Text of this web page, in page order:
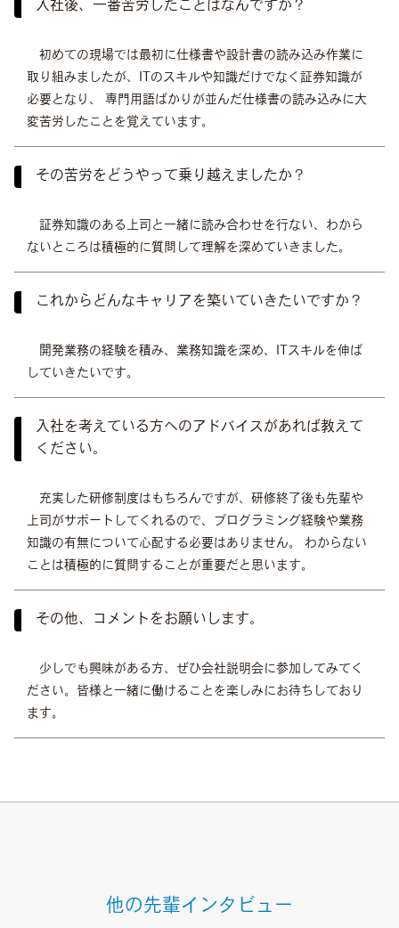
入社後、一番苦労したことはなんですか？
初めての現場では最初に仕様書や設計書の読み込み作業に
取り組みましたが、ITのスキルや知識だけでなく証券知識が
必要となり、 専門用語ばかりが並んだ仕様書の読み込みに大
変苦労したことを覚えています。
その苦労をどうやって乗り越えましたか？
証券知識のある上司と一緒に読み合わせを行ない、わから
ないところは積極的に質問して理解を深めていきました。
これからどんなキャリアを築いていきたいですか？
開発業務の経験を積み、業務知識を深め、ITスキルを伸ば
していきたいです。
入社を考えている方へのアドバイスがあれば教えて
ください。
充実した研修制度はもちろんですが、研修終了後も先輩や
上司がサポートしてくれるので、プログラミング経験や業務
知識の有無について心配する必要はありません。
わからない
ことは積極的に質問することが重要だと思います。
その他、コメントをお願いします。
少しでも興味がある方、ぜひ会社説明会に参加してみてく
ださい。皆様と一緒に働けることを楽しみにお待ちしており
ます。
他の先輩インタビュー